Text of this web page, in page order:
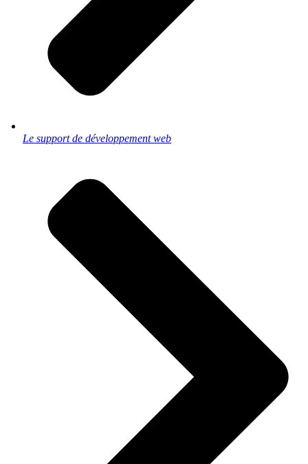
Le support de développement web